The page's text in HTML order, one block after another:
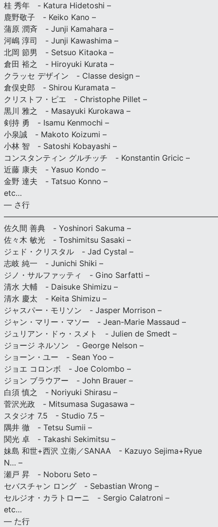
桂 秀年 - Katura Hidetoshi –
鹿野敬子 - Keiko Kano –
蒲原 潤斉 - Junji Kamahara –
河嶋 淳司 - Junji Kawashima –
北岡 節男 - Setsuo Kitaoka –
倉田 裕之 - Hiroyuki Kurata –
クラッセ デザイン - Classe design –
倉俣史郎 - Shirou Kuramata –
クリストフ・ピエ - Christophe Pillet –
黒川 雅之 - Masayuki Kurokawa –
剣持 勇 - Isamu Kenmochi –
小泉誠 - Makoto Koizumi –
小林 智 - Satoshi Kobayashi –
コンスタンティン グルチッチ - Konstantin Gricic –
近藤 康夫 - Yasuo Kondo –
金野 達夫 - Tatsuo Konno –
etc…
— さ行
佐久間 善典 - Yoshinori Sakuma –
佐々木 敏光 - Toshimitsu Sasaki –
ジェド・クリスタル - Jad Cystal –
志岐 純一 - Junichi Shiki –
ジノ・サルファッティ - Gino Sarfatti –
清水 大輔 - Daisuke Shimizu –
清水 慶太 - Keita Shimizu –
ジャスパー・モリソン - Jasper Morrison –
ジャン・マリー・マソー - Jean-Marie Massaud –
ジュリアン・ドゥ・スメト - Julien de Smedt –
ジョージ ネルソン - George Nelson –
ショーン・ユー - Sean Yoo –
ジョエ コロンボ - Joe Colombo –
ジョン ブラウアー - John Brauer –
白須 慎之 - Noriyuki Shirasu –
菅沢光政 - Mitsumasa Sugasawa –
スタジオ 7.5 - Studio 7.5 –
隅井 徹 - Tetsu Sumii –
関光 卓 - Takashi Sekimitsu –
妹島 和世+西沢 立衛／SANAA - Kazuyo Sejima+Ryue
N… –
瀬戸 昇 - Noboru Seto –
セバスチャン ロング - Sebastian Wrong –
セルジオ・カラトローニ - Sergio Calatroni –
etc…
— た行